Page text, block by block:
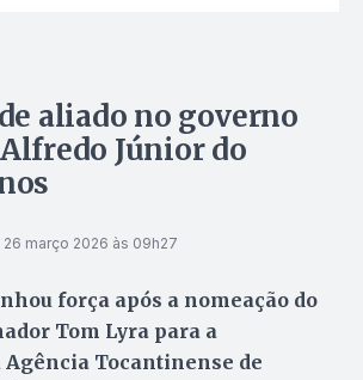
aliado no governo
Júnior do
26 março 2026 às 09h27
força após a nomeação do
Tom Lyra para a
Tocantinense de